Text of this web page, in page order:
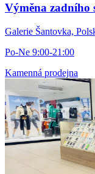
Výměna zadního
Galerie Šantovka,
Po-Ne 9:00-21:00
Kamenná prodejna